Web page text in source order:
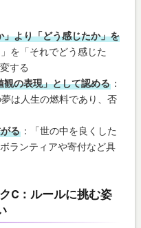
より「どう感じたか」を
を「それでどう感じた
する
の表現」として認める ：
は人生の燃料であり、否
る ：「世の中を良くした
ランティアや寄付など具
C：ルールに挑む姿